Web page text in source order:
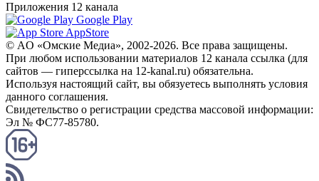
Приложения 12 канала
Google Play
AppStore
© AO «Омские Медиа», 2002-2026. Все права защищены.
При любом использовании материалов 12 канала ссылка (для
сайтов — гиперссылка на 12-kanal.ru) обязательна.
Используя настоящий сайт, вы обязуетесь выполнять условия
данного соглашения.
Свидетельство о регистрации средства массовой информации:
Эл № ФС77-85780.